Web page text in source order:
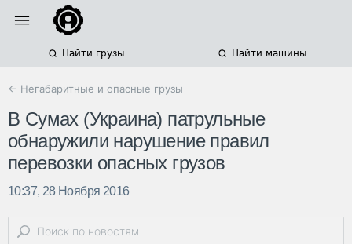
Найти грузы Найти машины
← Негабаритные и опасные грузы
В Сумах (Украина) патрульные
обнаружили нарушение правил
перевозки опасных грузов
10:37, 28 Ноября 2016